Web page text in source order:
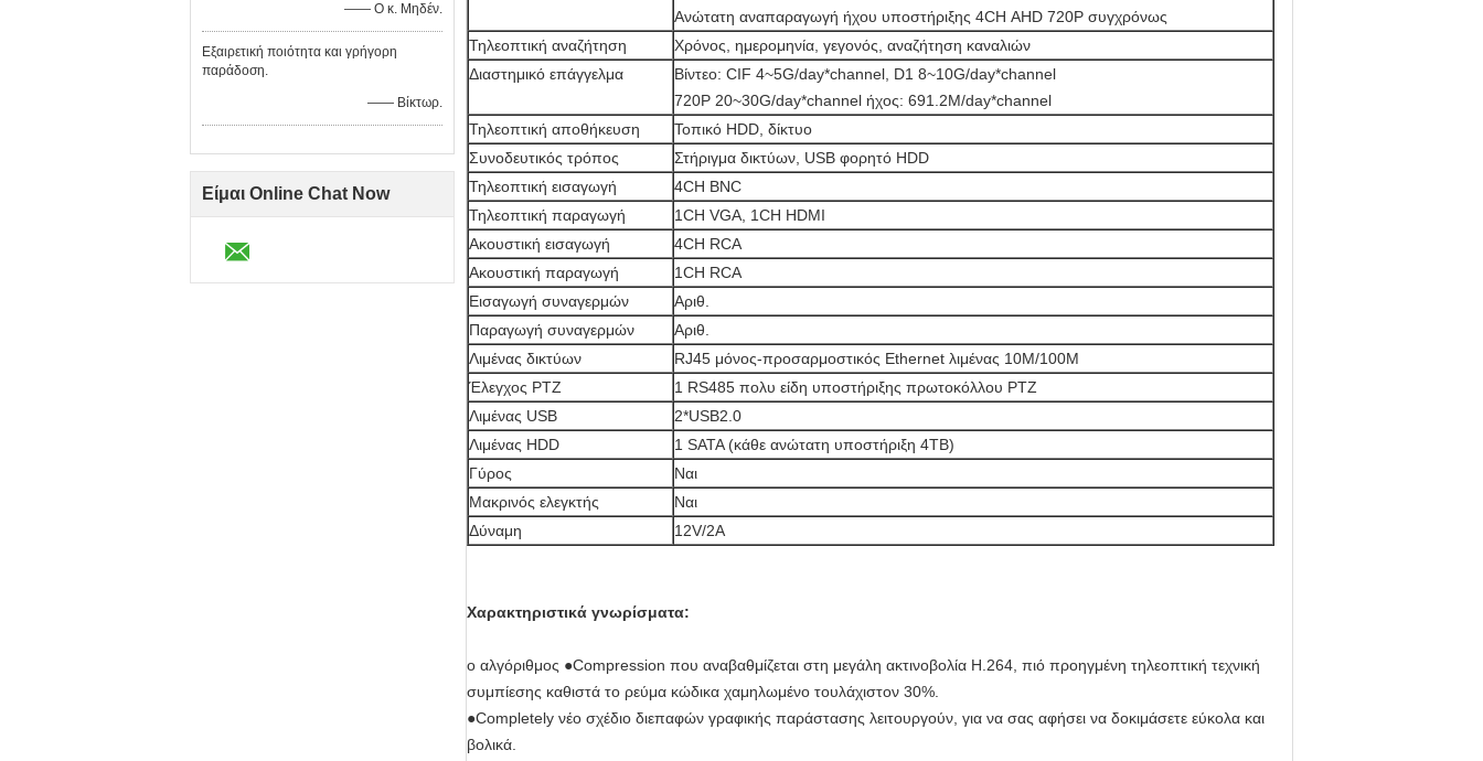
—— Ο κ. Μηδέν.
Εξαιρετική ποιότητα και γρήγορη
παράδοση.
—— Βίκτωρ.
Είμαι Online Chat Now
Ανώτατη αναπαραγωγή ήχου υποστήριξης 4CH AHD 720P συγχρόνως
Τηλεοπτική αναζήτηση
Χρόνος, ημερομηνία, γεγονός, αναζήτηση καναλιών
Διαστημικό επάγγελμα
Βίντεο: CIF 4~5G/day*channel, D1 8~10G/day*channel
720P 20~30G/day*channel ήχος: 691.2M/day*channel
Τηλεοπτική αποθήκευση
Τοπικό HDD, δίκτυο
Συνοδευτικός τρόπος
Στήριγμα δικτύων, USB φορητό HDD
Τηλεοπτική εισαγωγή
4CH BNC
Τηλεοπτική παραγωγή
1CH VGA, 1CH HDMI
Ακουστική εισαγωγή
4CH RCA
Ακουστική παραγωγή
1CH RCA
Εισαγωγή συναγερμών
Αριθ.
Παραγωγή συναγερμών
Αριθ.
Λιμένας δικτύων
RJ45 μόνος-προσαρμοστικός Ethernet λιμένας 10M/100M
Έλεγχος PTZ
1 RS485 πολυ είδη υποστήριξης πρωτοκόλλου PTZ
Λιμένας USB
2*USB2.0
Λιμένας HDD
1 SATA (κάθε ανώτατη υποστήριξη 4TB)
Γύρος
Ναι
Μακρινός ελεγκτής
Ναι
Δύναμη
12V/2A
Χαρακτηριστικά γνωρίσματα:
ο αλγόριθμος ●Compression που αναβαθμίζεται στη μεγάλη ακτινοβολία H.264, πιό προηγμένη τηλεοπτική τεχνική
συμπίεσης καθιστά το ρεύμα κώδικα χαμηλωμένο τουλάχιστον 30%.
●Completely νέο σχέδιο διεπαφών γραφικής παράστασης λειτουργούν, για να σας αφήσει να δοκιμάσετε εύκολα και
βολικά.